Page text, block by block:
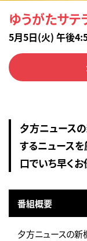
ゆうがたサテ
5月5日(火) 午後
夕方ニュース
するニュースを
口でいち早くお
番組概要
夕方ニュースの新